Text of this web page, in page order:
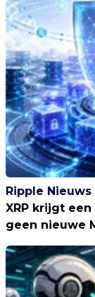
Ripple Nieuws
XRP krijgt
geen nieuwe